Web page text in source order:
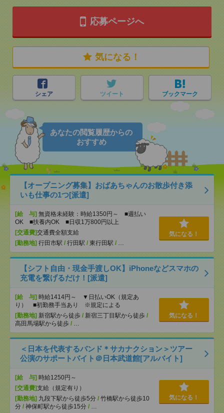
応募ページへ
気になる！
シェア ツイート ブックマーク
あなたの閲覧履歴からの
おすすめ
【オープニング募集】おばあちゃんのお散歩付き添
いも仕事の1つ[派遣]
[給 与] 無資格未経験：時給1350円～ ■週払い
OK ■扶養内OK ■日収1万800円以上
[交通費]交通費全額支給
[勤務地] 行田市駅 / 行田駅 / 東行田駅 / …
気になる！
【シフト自由・現金手渡しOK】iPhoneなどスマホの
充電を繋げるだけ！[派遣]
[給 与] 時給1414円～ ▼日払いOK（規定あ
り） ■初勤務手当あり ※規定による
[勤務地] 新宿駅から徒歩 / 新宿三丁目駅から徒歩 /
高田馬場駅から徒歩 / …
気になる！
＜日本を代表するバンド＊サカナクション＞ツアー
公演のサポートバイト＠日本武道館[アルバイト]
[給 与] 時給1250円～
[交通費]支給（規定有り）
[勤務地] 九段下駅から徒歩5分 / 竹橋駅から徒歩10
分 / 神保町駅から徒歩15分 / …
気になる！